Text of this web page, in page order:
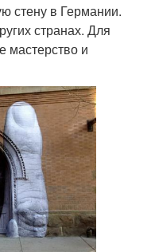
стену в Германии.
странах. Для
мастерство и